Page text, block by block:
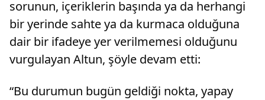
sorunun, içeriklerin başında ya da herhangi
bir yerinde sahte ya da kurmaca olduğuna
dair bir ifadeye yer verilmemesi olduğunu
vurgulayan Altun, şöyle devam etti:
“Bu durumun bugün geldiği nokta, yapay